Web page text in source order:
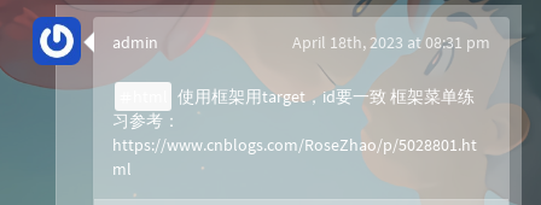
admin April 18th, 2023 at 08:31 pm
使用框架用target，id要一致 框架菜单练
习参考：
https://www.cnblogs.com/RoseZhao/p/5028801.ht
ml